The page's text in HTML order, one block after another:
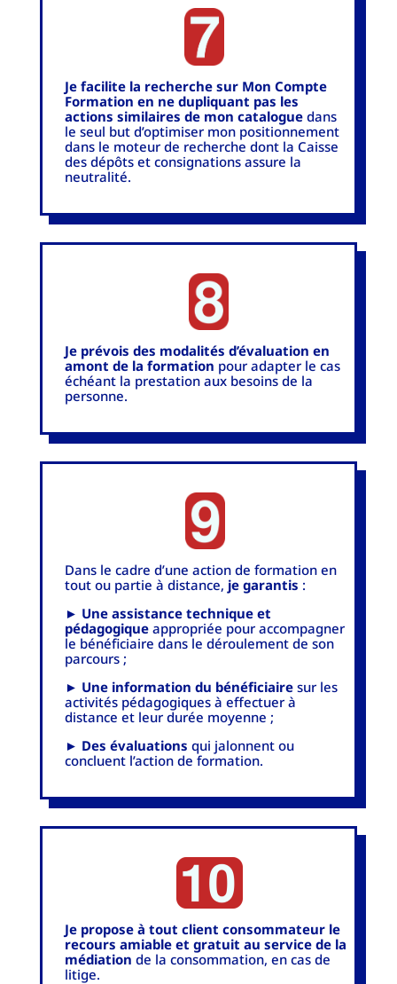
Je facilite la recherche sur Mon Compte
Formation en ne dupliquant pas les
actions similaires de mon cataloguedans
le seul but d’optimiser mon positionnement
dans le moteur de recherche dont la Caisse
des dépôts et consignations assure la
neutralité.
Je prévois des modalités d’évaluation en
amont de la formation pour adapter le cas
échéant la prestation aux besoins de la
personne.
Dans le cadre d’une action de formation en
tout ou partie à distance, je garantis :
► Une assistance technique et
pédagogiqueappropriée pour accompagner
le bénéficiaire dans le déroulement de son
parcours ;
► Une information du bénéficiairesur les
activités pédagogiques à effectuer à
distance et leur durée moyenne ;
► Des évaluations qui jalonnent ou
concluent l’action de formation.
Je propose à tout client consommateur le
recours amiable et gratuit au service de la
médiation de la consommation, en cas de
litige.